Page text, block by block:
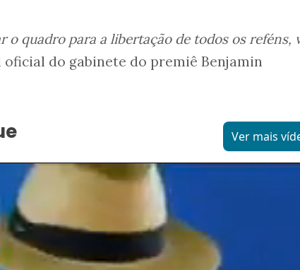
o quadro para a libertação de todos os reféns,
oficial do gabinete do premiê Benjamin
Ver mais